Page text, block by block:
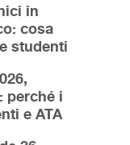
in
cosa
studenti
perché i
e ATA